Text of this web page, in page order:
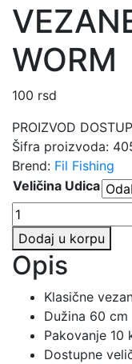
WORM
100 rsd
PROIZVOD
Šifra proizvoda:
Brend: Fil Fishing
Veličina Udica
VEZANE
UDICE
WORM
količina
Dodaj u korpu
Opis
Klasične
Dužina 60 cm
Pakovanje 10
Dostupne